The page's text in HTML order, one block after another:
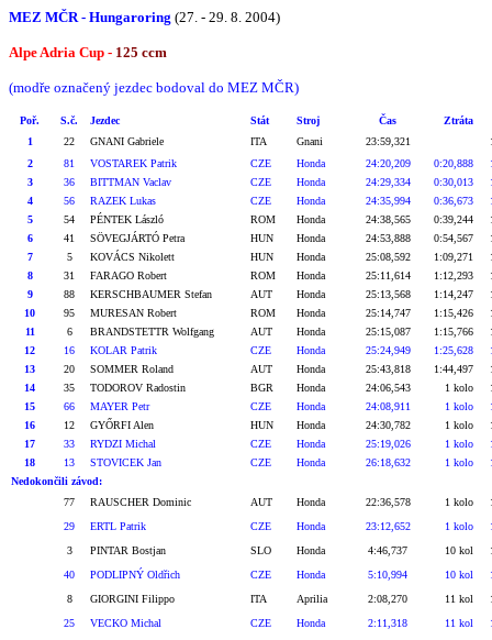
MEZ MČR - Hungaroring (27. - 29. 8. 2004)
Alpe Adria Cup - 125 ccm
(modře označený jezdec bodoval do MEZ MČR)
Poř. S.č. Jezdec Stát Stroj Čas
Ztráta
1
22 GNANI Gabriele ITA Gnani 23:59,321
2
81 VOSTAREK Patrik CZE Honda 24:20,209 0:20,888
3
36 BITTMAN Vaclav CZE Honda 24:29,334 0:30,013
4
56 RAZEK Lukas CZE Honda 24:35,994 0:36,673
5
54 PÉNTEK László ROM Honda 24:38,565 0:39,244
6
41 SÖVEGJÁRTÓ Petra HUN Honda 24:53,888 0:54,567
7
5 KOVÁCS Nikolett HUN Honda 25:08,592 1:09,271
8
31 FARAGO Robert ROM Honda 25:11,614 1:12,293
9
88 KERSCHBAUMER Stefan AUT Honda 25:13,568 1:14,247
10
95 MURESAN Robert ROM Honda 25:14,747 1:15,426
11
6 BRANDSTETTR Wolfgang AUT Honda 25:15,087 1:15,766
12
16 KOLAR Patrik CZE Honda 25:24,949 1:25,628
13
20 SOMMER Roland AUT Honda 25:43,818 1:44,497
14
35 TODOROV Radostin BGR Honda 24:06,543 1 kolo
15
66 MAYER Petr CZE Honda 24:08,911 1 kolo
16
12 GYŐRFI Alen HUN Honda 24:30,782 1 kolo
17
33 RYDZI Michal CZE Honda 25:19,026 1 kolo
18
13 STOVICEK Jan CZE Honda 26:18,632 1 kolo
Nedokončili závod:
77
RAUSCHER Dominic AUT Honda 22:36,578 1 kolo
29
ERTL Patrik CZE Honda 23:12,652 1 kolo
3
PINTAR Bostjan SLO Honda 4:46,737 10 kol
40
PODLIPNÝ Oldřich CZE Honda 5:10,994 10 kol
8
GIORGINI Filippo ITA Aprilia 2:08,270 11 kol
25
VECKO Michal CZE Honda 2:11,318 11 kol